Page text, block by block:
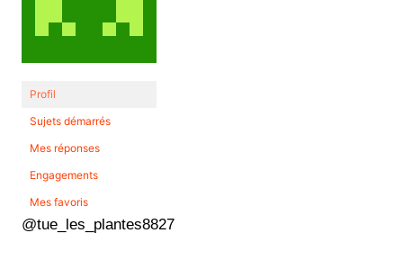
Profil
Sujets démarrés
Mes réponses
Engagements
Mes favoris
@tue_les_plantes8827